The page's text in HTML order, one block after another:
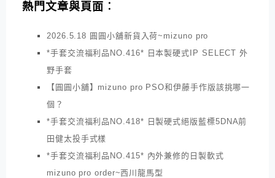
熱門文章與頁面︰
2026.5.18 圓圓小舖新貨入荷~mizuno pro
*手套交流福利品NO.416* 日本製硬式IP SELECT 外
野手套
【圓圓小舖】mizuno pro PSO和伊藤手作版該挑哪一
個？
*手套交流福利品NO.418* 日製硬式絕版藍標5DNA前
田健太投手式樣
*手套交流福利品NO.415* 內外兼修的日製軟式
mizuno pro order~西川龍馬型